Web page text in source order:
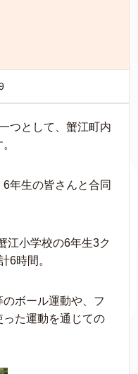
つとして、蟹江町内
年生の皆さんと合同
江小学校の6年生3ク
6時間。
ボール運動や、フ
た運動を通じての